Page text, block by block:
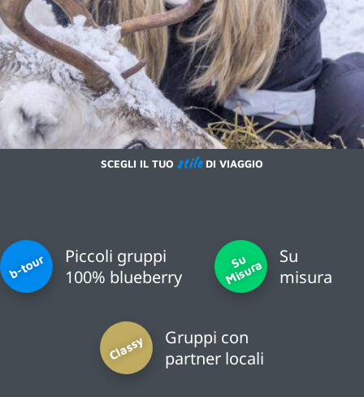
SCEGLI IL TUO stileDI VIAGGIO
b-tour
Piccoli gruppi
100% blueberry
S
u
Mi
s
u
r
a
Su
misura
Classy
Gruppi con
partner locali